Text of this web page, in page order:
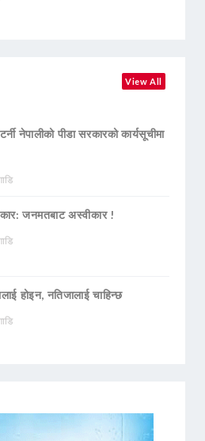
View All
नेपालीको पीडा सरकारको कार्यसूचीमा
जनमतबाट अस्वीकार !
होइन, नतिजालाई चाहिन्छ